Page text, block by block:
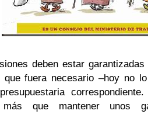
deben estar
que fuera necesario –hoy no
más que mantener unos